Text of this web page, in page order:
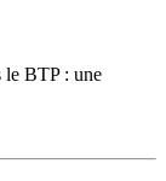
le BTP : une